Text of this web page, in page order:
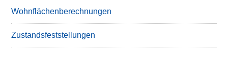
Wohnflächenberechnungen
Zustandsfeststellungen